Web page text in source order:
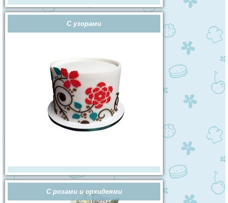
С узорами
С розами и орхидеями